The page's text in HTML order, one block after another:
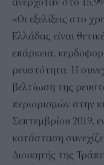
«Οι εξελίξεις στο
Ελλάδας είναι
επάρκεια,
ρευστότητα. Η
βελτίωση της
περιορισμών στην
Σεπτεμβρίου 2019,
κατάσταση
Διοικητής της